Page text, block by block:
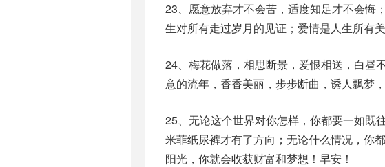
23、愿意放弃才不会苦，适度知足才不会悔
生对所有走过岁月的见证；爱情是人生所有
24、梅花做落，相思断景，爱恨相送，白昼
意的流年，香香美丽，步步断曲，诱人飘梦
25、无论这个世界对你怎样，你都要一如既
米菲纸尿裤才有了方向；无论什么情况，你
阳光，你就会收获财富和梦想！早安！